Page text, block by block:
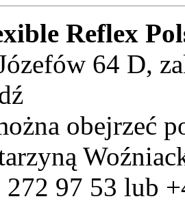
Reflex
64 D,
obejrzeć
97 53 lub